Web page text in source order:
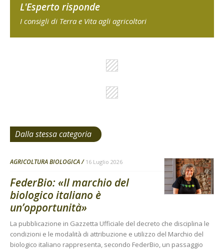
L'Esperto risponde
I consigli di Terra e Vita agli agricoltori
Dalla stessa categoria
AGRICOLTURA BIOLOGICA 16 Luglio 2026
FederBio: «Il marchio del
biologico italiano è
un’opportunità»
La pubblicazione in Gazzetta Ufficiale del decreto che disciplina le
condizioni e le modalità di attribuzione e utilizzo del Marchio del
biologico italiano rappresenta, secondo FederBio, un passaggio